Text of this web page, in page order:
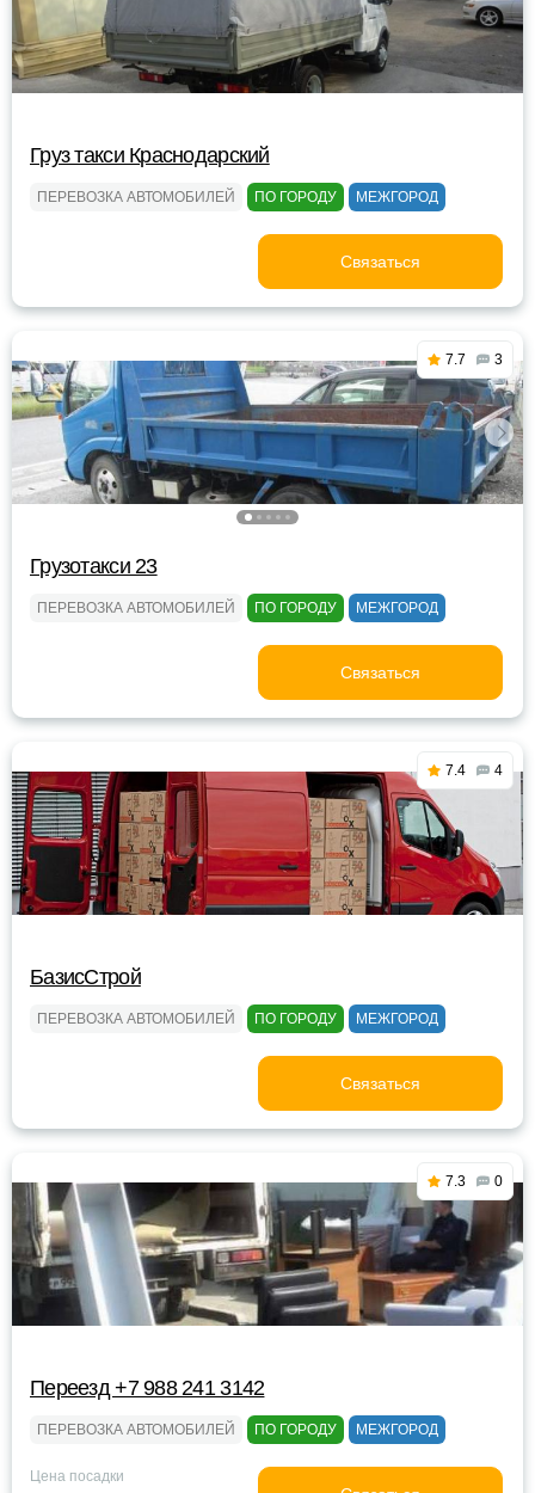
Груз такси Краснодарский
ПЕРЕВОЗКА АВТОМОБИЛЕЙ ПО ГОРОДУ МЕЖГОРОД
Связаться
7.7 3
Грузотакси 23
ПЕРЕВОЗКА АВТОМОБИЛЕЙ ПО ГОРОДУ МЕЖГОРОД
Связаться
7.4 4
БазисСтрой
ПЕРЕВОЗКА АВТОМОБИЛЕЙ ПО ГОРОДУ МЕЖГОРОД
Связаться
7.3 0
Переезд +7 988 241 3142
ПЕРЕВОЗКА АВТОМОБИЛЕЙ ПО ГОРОДУ МЕЖГОРОД
Цена посадки